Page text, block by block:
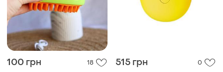
100 грн 18 515 грн 0